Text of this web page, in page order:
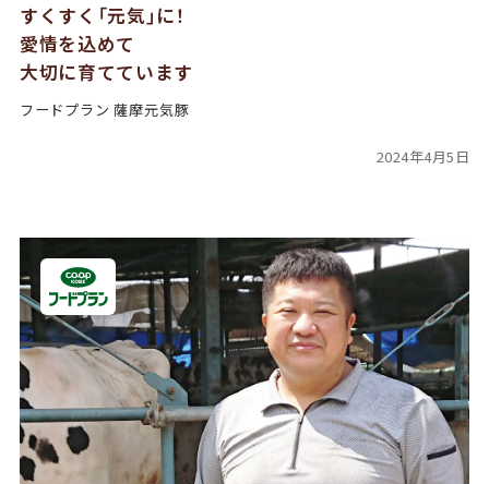
すくすく「元気」に！
愛情を込めて
大切に育てています
フードプラン 薩摩元気豚
2024年4月5日